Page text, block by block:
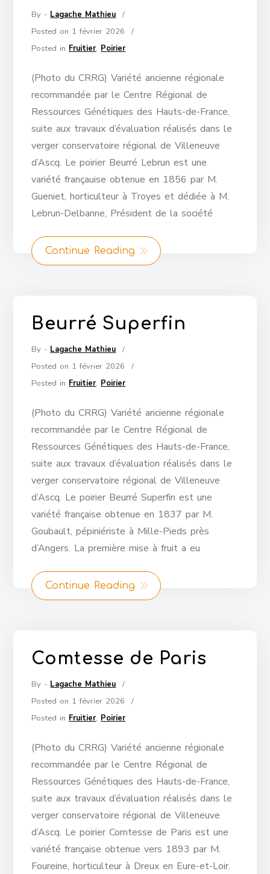
By - Lagache Mathieu
Posted on 1 février 2026
Posted in Fruitier, Poirier
(Photo du CRRG) Variété ancienne régionale
recommandée par le Centre Régional de
Ressources Génétiques des Hauts-de-France,
suite aux travaux d’évaluation réalisés dans le
verger conservatoire régional de Villeneuve
d’Ascq. Le poirier Beurré Lebrun est une
variété françauise obtenue en 1856 par M.
Gueniet, horticulteur à Troyes et dédiée à M.
Lebrun-Delbanne, Président de la société
Continue Reading
Beurré Superfin
By - Lagache Mathieu
Posted on 1 février 2026
Posted in Fruitier, Poirier
(Photo du CRRG) Variété ancienne régionale
recommandée par le Centre Régional de
Ressources Génétiques des Hauts-de-France,
suite aux travaux d’évaluation réalisés dans le
verger conservatoire régional de Villeneuve
d’Ascq. Le poirier Beurré Superfin est une
variété française obtenue en 1837 par M.
Goubault, pépiniériste à Mille-Pieds près
d’Angers. La première mise à fruit a eu
Continue Reading
Comtesse de Paris
By - Lagache Mathieu
Posted on 1 février 2026
Posted in Fruitier, Poirier
(Photo du CRRG) Variété ancienne régionale
recommandée par le Centre Régional de
Ressources Génétiques des Hauts-de-France,
suite aux travaux d’évaluation réalisés dans le
verger conservatoire régional de Villeneuve
d’Ascq. Le poirier Comtesse de Paris est une
variété française obtenue vers 1893 par M.
Foureine, horticulteur à Dreux en Eure-et-Loir.